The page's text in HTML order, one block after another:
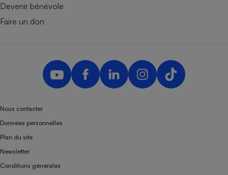
Devenir bénévole
Faire un don
Nous contacter
Données personnelles
Plan du site
Newsletter
Conditions générales